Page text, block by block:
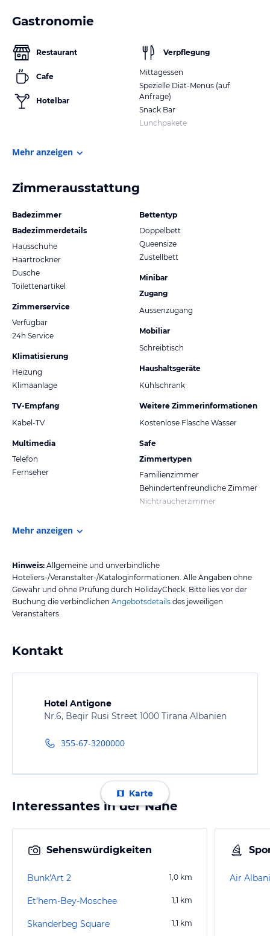
Gastronomie
Restaurant
Cafe
Hotelbar
Verpflegung
Mittagessen
Spezielle Diät-Menüs (auf
Anfrage)
Snack Bar
Lunchpakete
Mehr anzeigen
Zimmerausstattung
Badezimmer
Badezimmerdetails
Hausschuhe
Haartrockner
Dusche
Toilettenartikel
Zimmerservice
Verfügbar
24h Service
Klimatisierung
Heizung
Klimaanlage
TV-Empfang
Kabel-TV
Multimedia
Telefon
Fernseher
Bettentyp
Doppelbett
Queensize
Zustellbett
Minibar
Zugang
Aussenzugang
Mobiliar
Schreibtisch
Haushaltsgeräte
Kühlschrank
Weitere Zimmerinformationen
Kostenlose Flasche Wasser
Safe
Zimmertypen
Familienzimmer
Behindertenfreundliche Zimmer
Nichtraucherzimmer
Mehr anzeigen
Hinweis: Allgemeine und unverbindliche
Hoteliers-/Veranstalter-/Kataloginformationen. Alle Angaben ohne
Gewähr und ohne Prüfung durch HolidayCheck. Bitte lies vor der
Buchung die verbindlichen Angebotsdetails des jeweiligen
Veranstalters.
Kontakt
Hotel Antigone
Nr.6, Beqir Rusi Street 1000 Tirana Albanien
355-67-3200000
Karte
Interessantes in der Nähe
Sehenswürdigkeiten
Bunk'Art 2 1,0 km
Et’hem-Bey-Moschee 1,1 km
Skanderbeg Square 1,1 km
Air